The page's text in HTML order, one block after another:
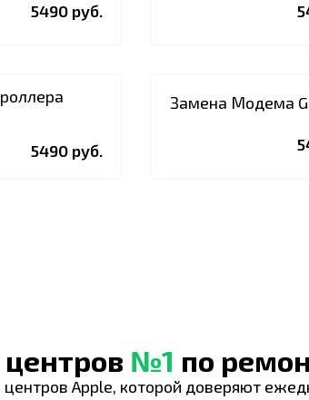
5490 руб.
5490 руб.
Замена Модема
№1 по
Apple, которой доверяют